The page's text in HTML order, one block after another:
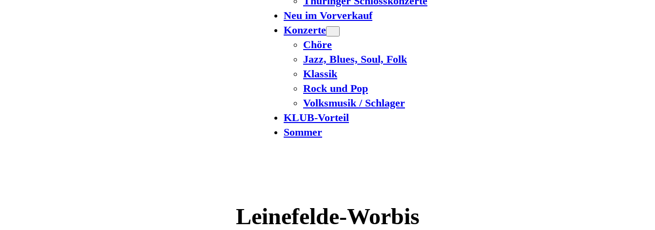
Neu im Vorverkauf
Konzerte
Chöre
Jazz, Blues, Soul, Folk
Klassik
Rock und Pop
Volksmusik / Schlager
KLUB-Vorteil
Sommer
Leinefelde-Worbis